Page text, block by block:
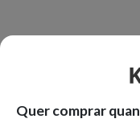
Quer comprar